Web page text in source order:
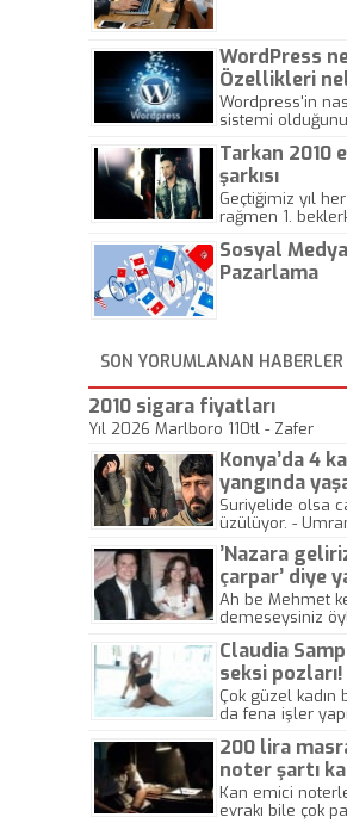
WordPress
Özellikleri
Wordpress'in
sistemi
Tarkan 2010
şarkısı
Geçtiğimiz yıl
rağmen 1.
gösterisinin bu
önemli
Sosyal
Pazarlama
SON YORUMLANAN HABERLER
2010 sigara fiyatları
Yıl 2026 Marlboro 110tl - Zafer
Konya’da 4
yangında
yitirdi
Suriyelide olsa
üzülüyor. -
’Nazara
çarpar’ diye
kazasında
Ah be Mehmet
demeseysiniz
Claudia
seksi pozları!
Çok güzel kadın
da fena işler
200 lira
noter şartı
Kan emici
evrakı bile çok